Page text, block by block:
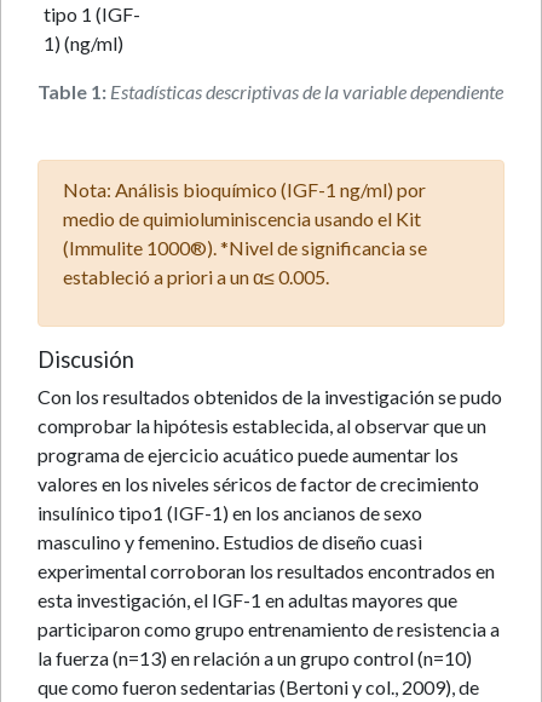
Table 1: Estadísticas descriptivas de la variable dependiente (M
tipo 1 (IGF-
1) (ng/ml)
Nota: Análisis bioquímico (IGF-1 ng/ml) por
medio de quimioluminiscencia usando el Kit
(Immulite 1000®). *Nivel de significancia se
estableció a priori a un α≤ 0.005.
Discusión
Con los resultados obtenidos de la investigación se pudo
comprobar la hipótesis establecida, al observar que un
programa de ejercicio acuático puede aumentar los
valores en los niveles séricos de factor de crecimiento
insulínico tipo1 (IGF-1) en los ancianos de sexo
masculino y femenino. Estudios de diseño cuasi
experimental corroboran los resultados encontrados en
esta investigación, el IGF-1 en adultas mayores que
participaron como grupo entrenamiento de resistencia a
la fuerza (n=13) en relación a un grupo control (n=10)
que como fueron sedentarias (Bertoni y col., 2009), de